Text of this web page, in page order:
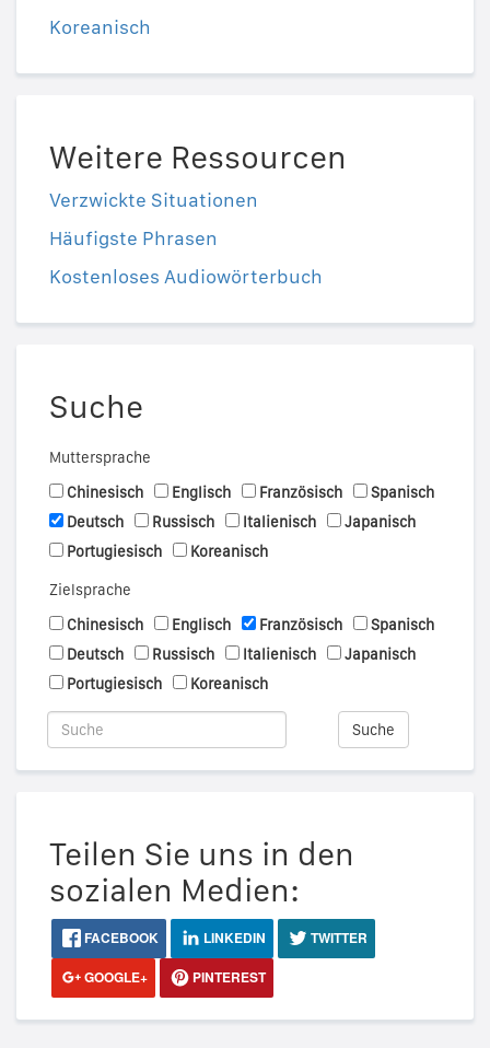
Koreanisch
Weitere Ressourcen
Verzwickte Situationen
Häufigste Phrasen
Kostenloses Audiowörterbuch
Suche
Muttersprache
Chinesisch
Englisch Französisch
Spanisch
Deutsch
Russisch Italienisch
Japanisch
Portugiesisch
Koreanisch
Zielsprache
Chinesisch
Englisch Französisch
Spanisch
Deutsch
Russisch Italienisch
Japanisch
Portugiesisch
Koreanisch
Suche
Teilen Sie uns in den
sozialen Medien:
FACEBOOK LINKEDIN
TWITTER
GOOGLE+
PINTEREST